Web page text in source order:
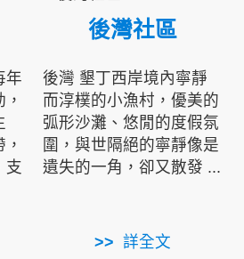
年
支
後灣社區
後灣 墾丁西岸境內寧靜
而淳樸的小漁村，優美的
弧形沙灘、悠閒的度假氛
圍，與世隔絕的寧靜像是
遺失的一角，卻又散發 ...
詳全文